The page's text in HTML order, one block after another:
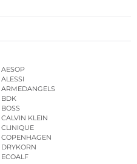
AESOP
ALESSI
ARMEDANGELS
BDK
BOSS
CALVIN KLEIN
CLINIQUE
COPENHAGEN
DRYKORN
ECOALF